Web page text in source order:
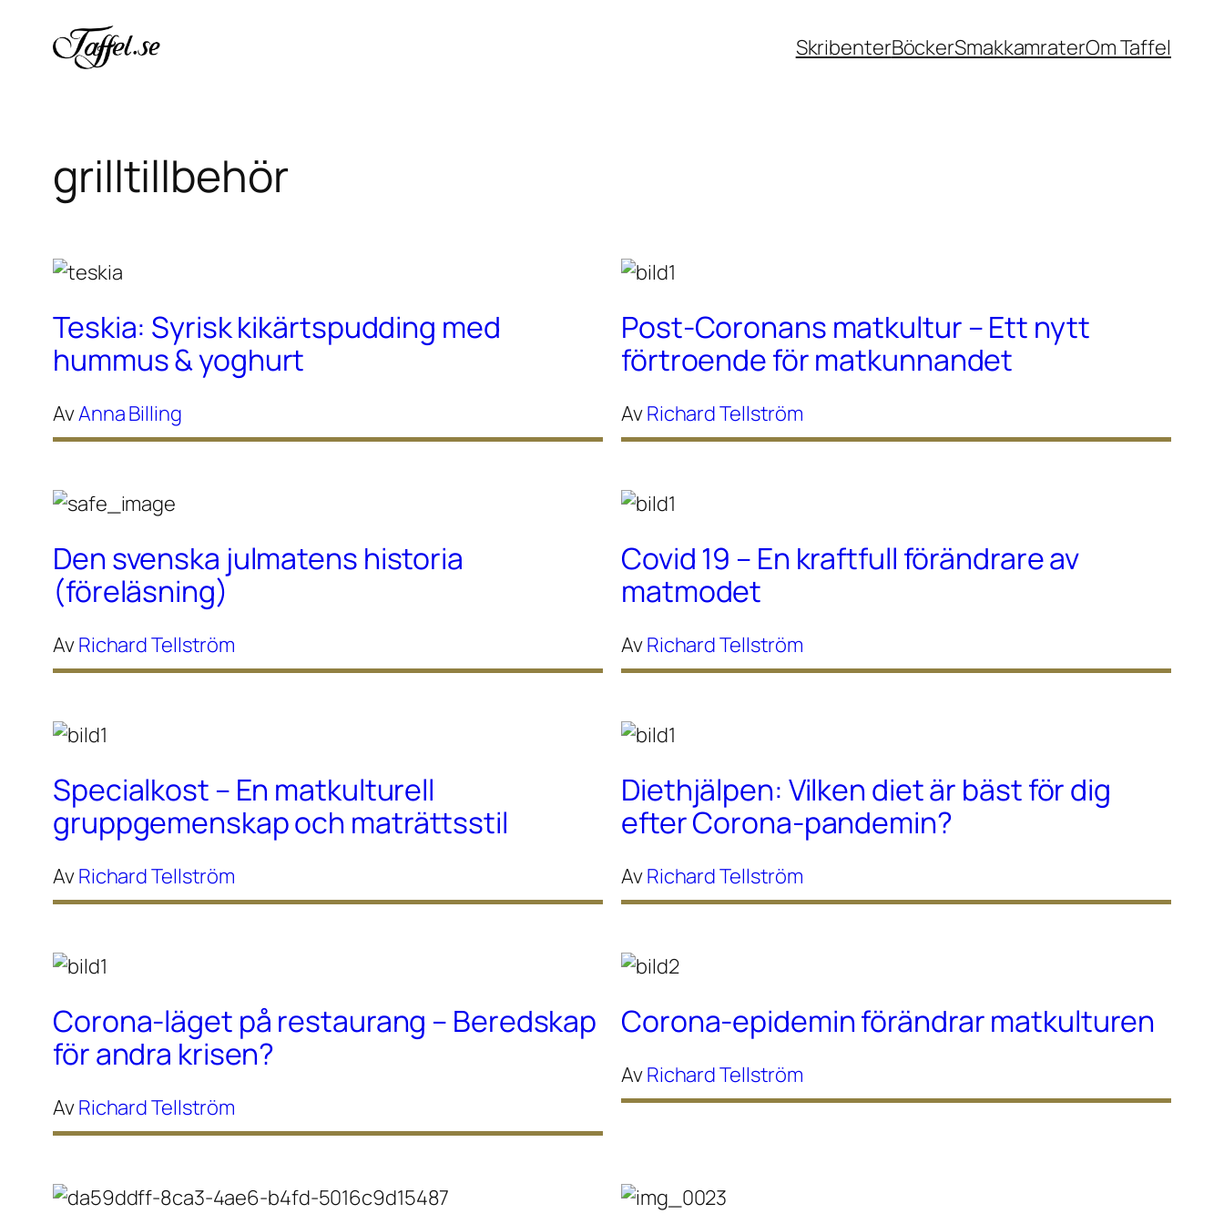
innehåll
SkribenterBöckerSmakkamraterOm Taffel
grilltillbehör
Teskia: Syrisk kikärtspudding med
hummus & yoghurt
AvAnna Billing
Post-Coronans matkultur – Ett nytt
förtroende för matkunnandet
AvRichard Tellström
Den svenska julmatens historia
(föreläsning)
AvRichard Tellström
Covid 19 – En kraftfull förändrare av
matmodet
AvRichard Tellström
Specialkost – En matkulturell
gruppgemenskap och maträttsstil
AvRichard Tellström
Diethjälpen: Vilken diet är bäst för dig
efter Corona-pandemin?
AvRichard Tellström
Corona-läget på restaurang – Beredskap
för andra krisen?
AvRichard Tellström
Corona-epidemin förändrar matkulturen
AvRichard Tellström